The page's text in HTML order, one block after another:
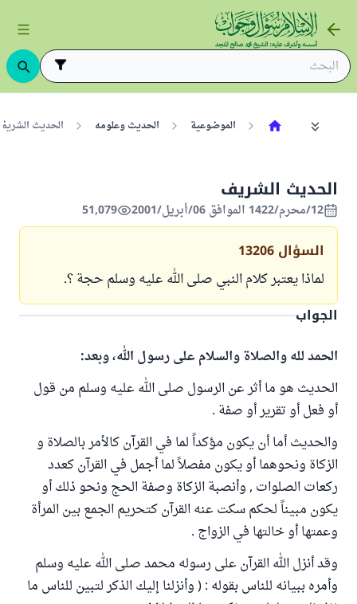
الموضوعية الحديث وعلومه الحديث
الحديث الشريف
12/محرم/1422 الموافق 06/أبريل/2001 51,079
السؤال 13206
لماذا يعتبر كلام النبي صلى الله عليه وسلم حجة ؟.
الجواب
الحمد لله والصلاة والسلام على رسول الله، وبعد:
الحديث هو ما أثر عن الرسول صلى الله عليه وسلم من قول
أو فعل أو تقرير أو صفة .
والحديث أما أن يكون مؤكداً لما في القرآن كالأمر بالصلاة و
الزكاة ونحوهما أو يكون مفصلاً لما أجمل في القرآن كعدد
ركعات الصلوات , وأنصبة الزكاة وصفة الحج ونحو ذلك أو
يكون مبيناً لحكم سكت عنه القرآن كتحريم الجمع بين المرأة
وعمتها أو خالتها في الزواج .
وقد أنزل الله القرآن على رسوله محمد صلى الله عليه وسلم
وأمره ببيانه للناس بقوله : ( وأنزلنا إليك الذكر لتبين للناس ما